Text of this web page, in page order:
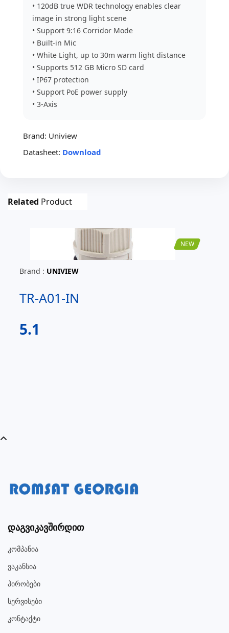
• 120dB true WDR technology enables clear
image in strong light scene
• Support 9:16 Corridor Mode
• Built-in Mic
• White Light, up to 30m warm light distance
• Supports 512 GB Micro SD card
• IP67 protection
• Support PoE power supply
• 3-Axis
Brand: Uniview
Datasheet: Download
Related Product
NEW
Brand : UNIVIEW
TR-A01-IN
5.1
Დაგვიკავშირდით
Კომპანია
Ვაკანსია
Პირობები
Სერვისები
Კონტაქტი